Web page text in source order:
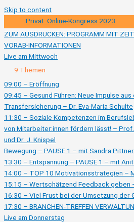
Skip to content
Privat: Online-Kongress 2023
ZUM AUSDRUCKEN: PROGRAMM MIT
VORAB-INFORMATIONEN
Live am Mittwoch
Ausklappen
Live
Mittwoch
9 Themen
09:00 – Eröffnung
09:45 – Gesund Führen: Neue Impulse
Transfersicherung – Dr. Eva-Maria Schulte
11:30 – Soziale Kompetenzen im
von Mitarbeiter:innen fördern lässt! – Prof.
und Dr. J. Knispel
Bewegung – PAUSE 1 – mit Sandra Pittner
13:30 – Entspannung – PAUSE 1 – mit
14:00 – TOP 10 Motivationsstrategien –
15:15 – Wertschätzend Feedback geben
16:30 – Viel Frust bei der Umsetzung der
17:30 – BRANCHEN-TREFFEN
Live am Donnerstag